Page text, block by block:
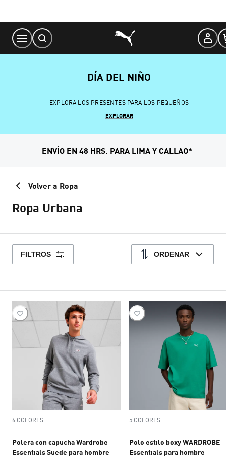
Content
DÍA DEL NIÑO
EXPLORA LOS PRESENTES PARA LOS PEQUEÑOS
EXPLORAR
ENVÍO EN 48 HRS. PARA LIMA Y CALLAO*
Volver a Ropa
Ropa Urbana
FILTROS ORDENAR
6 COLORES
Polera con capucha Wardrobe
Essentials Suede para hombre
5 COLORES
Polo estilo boxy WARDROBE
Essentials para hombre